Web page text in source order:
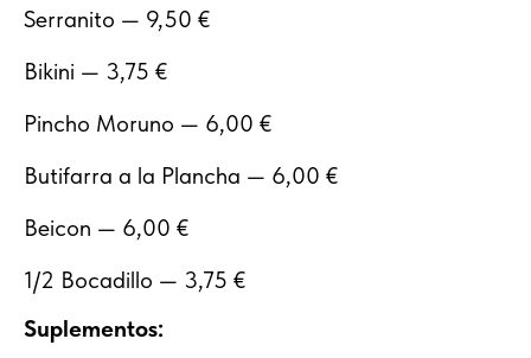
Serranito — 9,50 €
Bikini — 3,75 €
Pincho Moruno — 6,00 €
Butifarra a la Plancha — 6,00 €
Beicon — 6,00 €
1/2 Bocadillo — 3,75 €
Suplementos: